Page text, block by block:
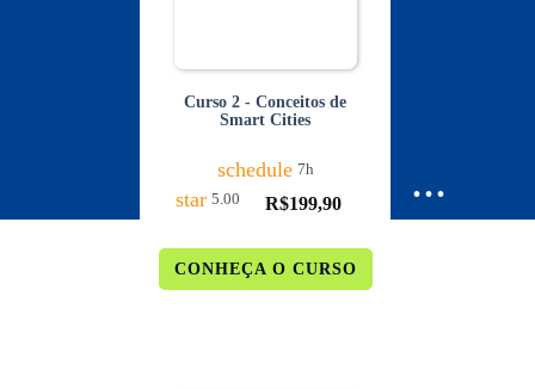
Curso 2 - Conceitos de
Smart Cities
schedule 7h
star 5.00 R$199,90
CONHEÇA O CURSO
...